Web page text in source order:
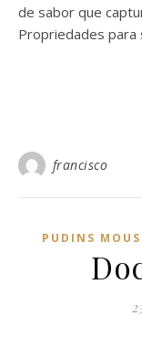
de sabor que
Propriedades para
francisco
PUDINS